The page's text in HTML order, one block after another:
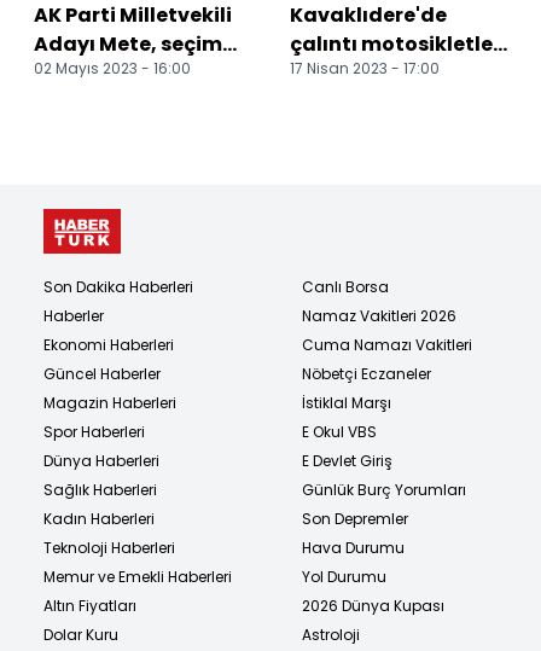
AK Parti Milletvekili
Adayı Mete, seçim
çalışmalarını
02 Mayıs 2023 - 16:00
Kavaklıdere'de
çalıntı motosikletleri
sattığı belirlenen
17 Nisan 2023 - 17:00
Son Dakika Haberleri
Haberler
Ekonomi Haberleri
Güncel Haberler
Magazin Haberleri
Spor Haberleri
Dünya Haberleri
Sağlık Haberleri
Kadın Haberleri
Teknoloji Haberleri
Memur ve Emekli Haberleri
Altın Fiyatları
Dolar Kuru
Canlı Borsa
Namaz Vakitleri 2026
Cuma Namazı Vakitleri
Nöbetçi Eczaneler
İstiklal Marşı
E Okul VBS
E Devlet Giriş
Günlük Burç Yorumları
Son Depremler
Hava Durumu
Yol Durumu
2026 Dünya Kupası
Astroloji